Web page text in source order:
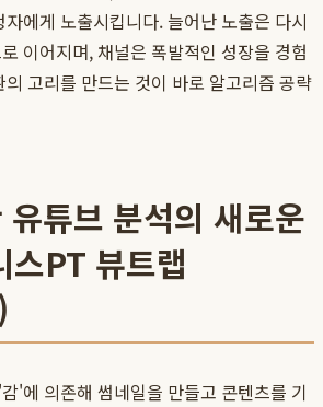
에게 노출시킵니다. 늘어난 노출은 다시
이어지며, 채널은 폭발적인 성장을 경험
고리를 만드는 것이 바로 알고리즘 공략
유튜브 분석의 새로운
스PT 뷰트랩
'에 의존해 썸네일을 만들고 콘텐츠를 기